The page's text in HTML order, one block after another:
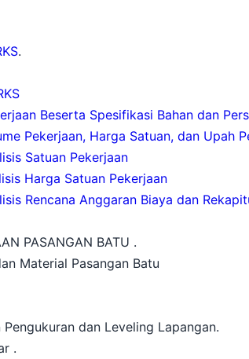
.
Beserta Spesifikasi Bahan dan
Pekerjaan, Harga Satuan, dan Upah
Satuan Pekerjaan
Harga Satuan Pekerjaan
Rencana Anggaran Biaya dan
PASANGAN BATU .
Material Pasangan Batu
dan Leveling Lapangan.
.